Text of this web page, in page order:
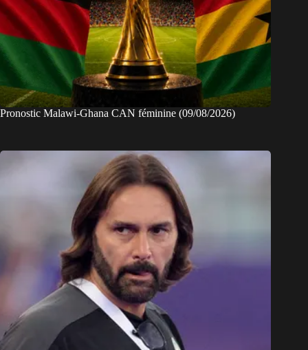
Pronostic Malawi-Ghana CAN féminine (09/08/2026)